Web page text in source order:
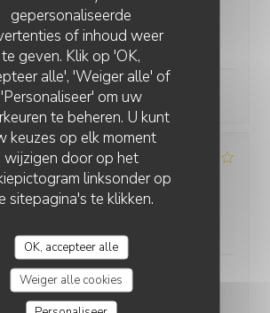
gepersonaliseerde
of inhoud weer
te geven. Klik op 'OK,
alle', 'Weiger alle' of
'Personaliseer' om uw
te beheren. U kunt
keuzes op elk moment
wijzigen door op het
linksonder op
sitepagina's te klikken.
OK, accepteer alle
Weiger alle cookies
: 5/5 Keuken:5/5
Les plats sont bons
- Gasten 4
:4/5 Keuken 4/5 Kwaliteit / Prijs
agréable, les plats sont simples mais